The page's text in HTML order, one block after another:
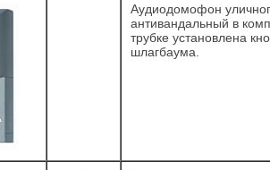
Аудиодомофон
антивандальный в
трубке установлена
шлагбаума.